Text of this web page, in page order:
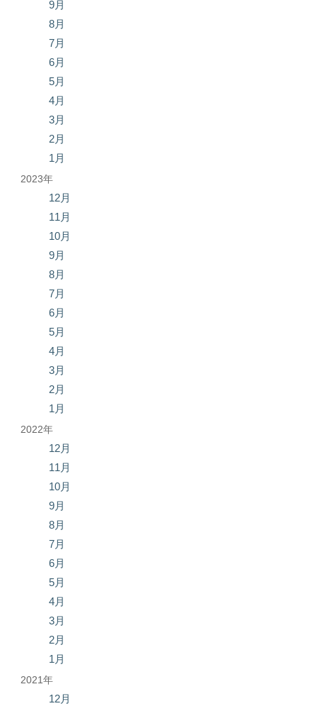
9月
8月
7月
6月
5月
4月
3月
2月
1月
2023年
12月
11月
10月
9月
8月
7月
6月
5月
4月
3月
2月
1月
2022年
12月
11月
10月
9月
8月
7月
6月
5月
4月
3月
2月
1月
2021年
12月